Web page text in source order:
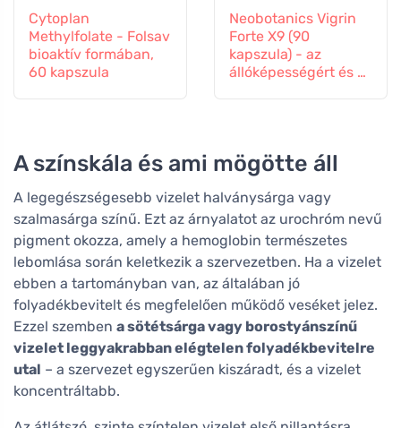
Cytoplan
Methylfolate - Folsav
bioaktív formában,
60 kapszula
Neobotanics Vigrin
Forte X9 (90
kapszula) - az
állóképességért és a
A színskála és ami mögötte áll
A legegészségesebb vizelet halványsárga vagy
szalmasárga színű. Ezt az árnyalatot az urochróm nevű
pigment okozza, amely a hemoglobin természetes
lebomlása során keletkezik a szervezetben. Ha a vizelet
ebben a tartományban van, az általában jó
folyadékbevitelt és megfelelően működő veséket jelez.
Ezzel szemben a sötétsárga vagy borostyánszínű
vizelet leggyakrabban elégtelen folyadékbevitelre
utal – a szervezet egyszerűen kiszáradt, és a vizelet
koncentráltabb.